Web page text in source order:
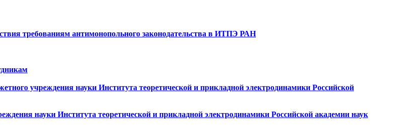
требованиям антимонопольного законодательства в ИТПЭ РАН
учреждения науки Института теоретической и прикладной электродинамики Российской
науки Института теоретической и прикладной электродинамики Российской академии наук